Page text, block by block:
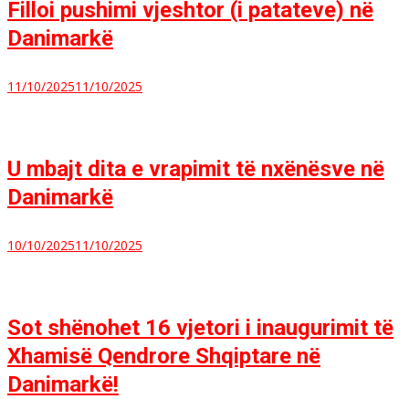
Filloi pushimi vjeshtor (i patateve) në
Danimarkë
11/10/202511/10/2025
U mbajt dita e vrapimit të nxënësve në
Danimarkë
10/10/202511/10/2025
Sot shënohet 16 vjetori i inaugurimit të
Xhamisë Qendrore Shqiptare në
Danimarkë!